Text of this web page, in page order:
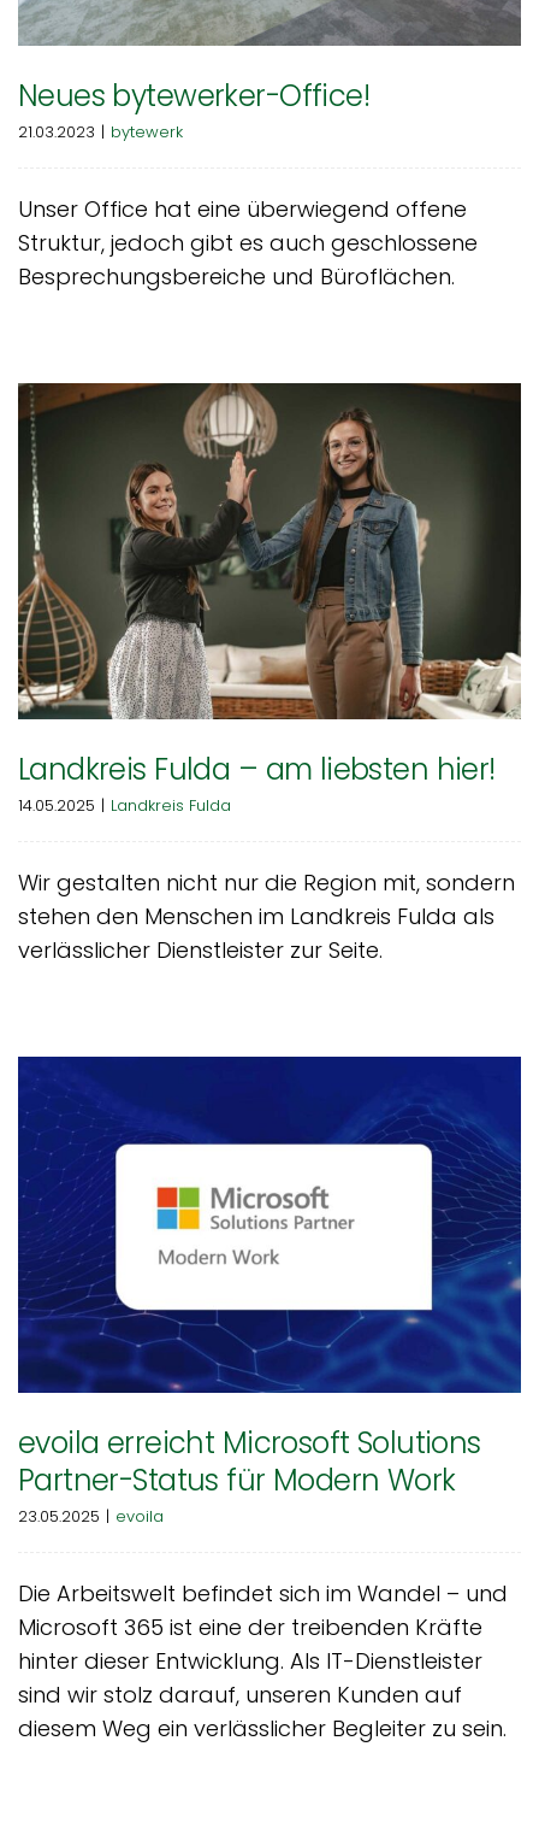
Neues bytewerker-Office!
21.03.2023 | bytewerk
Unser Office hat eine überwiegend offene
Struktur, jedoch gibt es auch geschlossene
Besprechungsbereiche und Büroflächen.
Landkreis Fulda – am liebsten hier!
14.05.2025 | Landkreis Fulda
Wir gestalten nicht nur die Region mit, sondern
stehen den Menschen im Landkreis Fulda als
verlässlicher Dienstleister zur Seite.
evoila erreicht Microsoft Solutions
Partner-Status für Modern Work
23.05.2025 | evoila
Die Arbeitswelt befindet sich im Wandel – und
Microsoft 365 ist eine der treibenden Kräfte
hinter dieser Entwicklung. Als IT-Dienstleister
sind wir stolz darauf, unseren Kunden auf
diesem Weg ein verlässlicher Begleiter zu sein.